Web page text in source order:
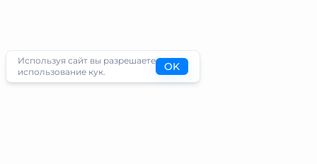
Используя сайт вы разрешаете
использование кук.
OK